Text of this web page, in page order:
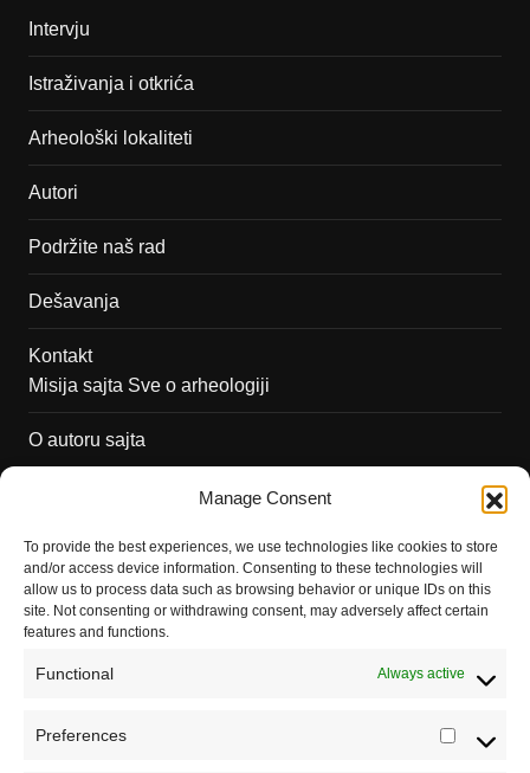
Manage Consent
To provide the best experiences, we use technologies like cookies to store
and/or access device information. Consenting to these technologies will
allow us to process data such as browsing behavior or unique IDs on this
site. Not consenting or withdrawing consent, may adversely affect certain
features and functions.
Functional Always active
Preferences
Intervju
Istraživanja i otkrića
Arheološki lokaliteti
Autori
Podržite naš rad
Dešavanja
Kontakt
Misija sajta Sve o arheologiji
O autoru sajta
Saradnja